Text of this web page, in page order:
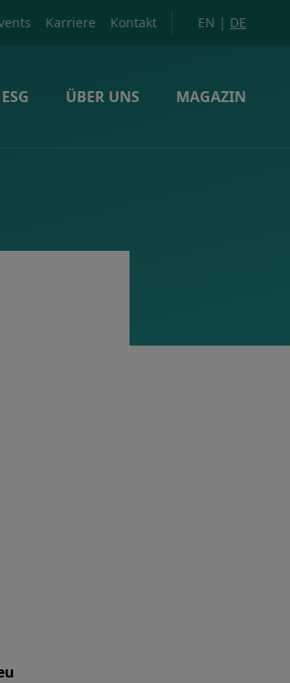
Karriere Kontakt EN | DE
ÜBER UNS MAGAZIN